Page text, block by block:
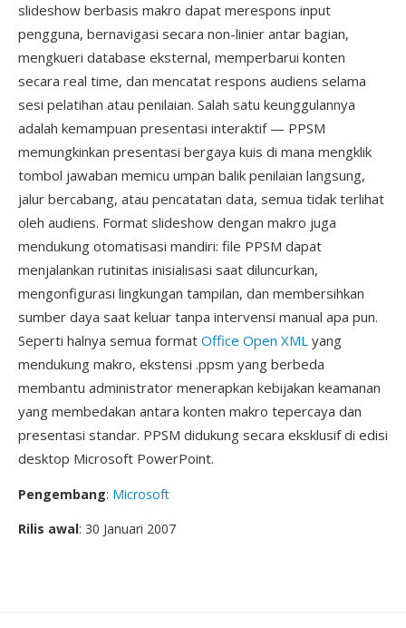
slideshow berbasis makro dapat merespons input
pengguna, bernavigasi secara non-linier antar bagian,
mengkueri database eksternal, memperbarui konten
secara real time, dan mencatat respons audiens selama
sesi pelatihan atau penilaian. Salah satu keunggulannya
adalah kemampuan presentasi interaktif — PPSM
memungkinkan presentasi bergaya kuis di mana mengklik
tombol jawaban memicu umpan balik penilaian langsung,
jalur bercabang, atau pencatatan data, semua tidak terlihat
oleh audiens. Format slideshow dengan makro juga
mendukung otomatisasi mandiri: file PPSM dapat
menjalankan rutinitas inisialisasi saat diluncurkan,
mengonfigurasi lingkungan tampilan, dan membersihkan
sumber daya saat keluar tanpa intervensi manual apa pun.
Seperti halnya semua format Office Open XML yang
mendukung makro, ekstensi .ppsm yang berbeda
membantu administrator menerapkan kebijakan keamanan
yang membedakan antara konten makro tepercaya dan
presentasi standar. PPSM didukung secara eksklusif di edisi
desktop Microsoft PowerPoint.
Pengembang: Microsoft
Rilis awal: 30 Januari 2007